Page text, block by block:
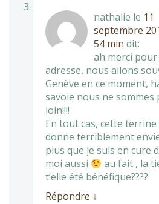
nathalie le 11
septembre
54 min dit:
ah merci pour
adresse, nous allons
Genève en ce moment,
savoie nous ne sommes
loin!!!!
En tout cas, cette terrine
donne terriblement
plus que je suis en cure
moi aussi
au fait , la
t’elle été bénéfique????
Répondre ↓